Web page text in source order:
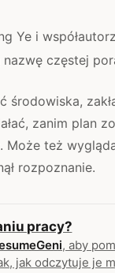
Ye i
częstej
zanim plan
Może też
rozpoznanie.
pracy?
, aby
jak odczytuje je